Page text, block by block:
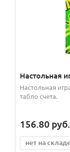
Настольная
Настольная
табло счета.
156.80 руб.
нет на